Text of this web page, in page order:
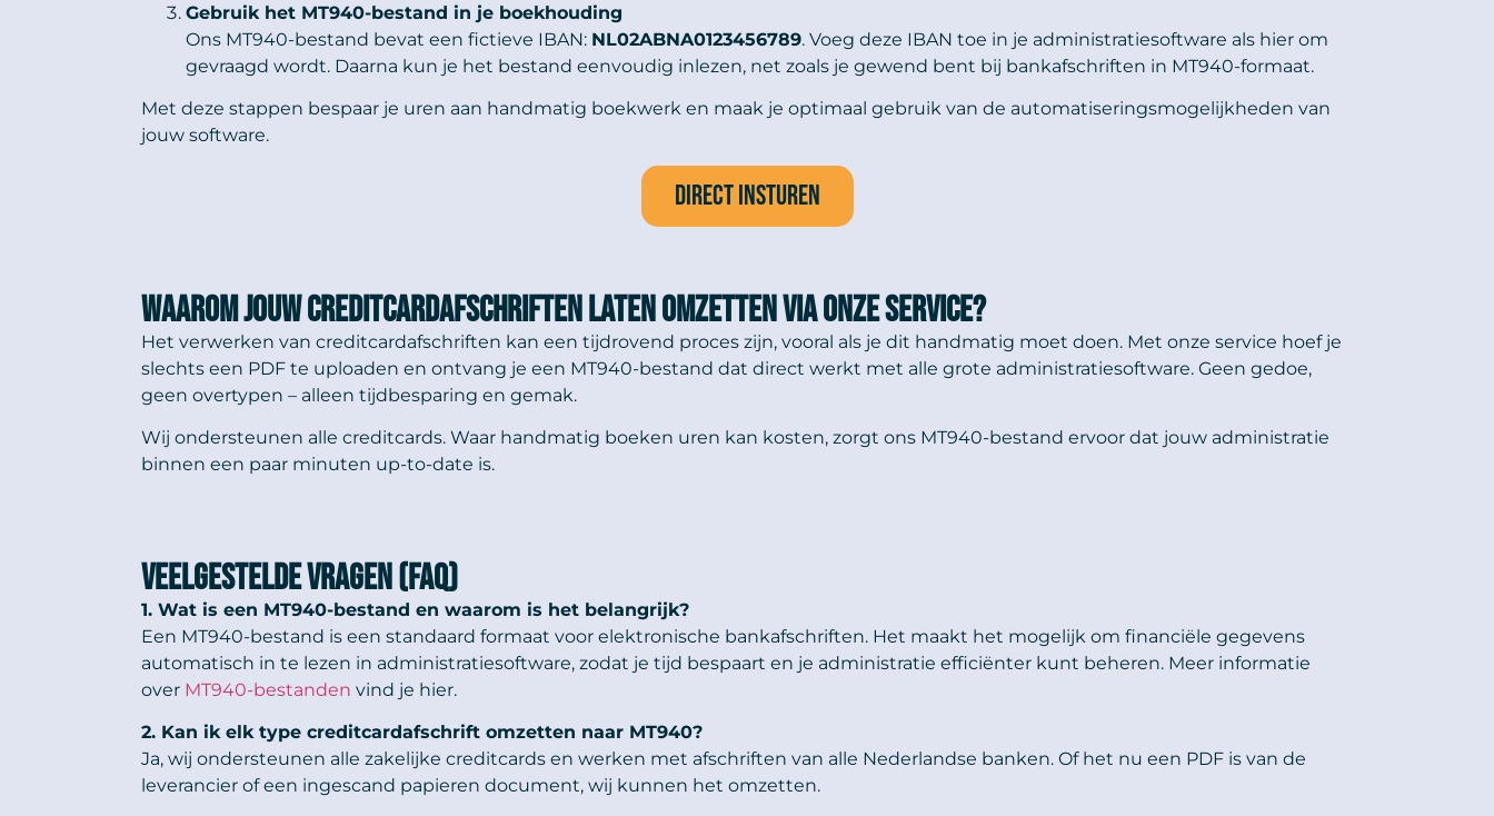
Gebruik het MT940-bestand in je boekhouding
Ons MT940-bestand bevat een fictieve IBAN: NL02ABNA0123456789. Voeg deze IBAN toe in je administratiesoftware als hier om
gevraagd wordt. Daarna kun je het bestand eenvoudig inlezen, net zoals je gewend bent bij bankafschriften in MT940-formaat.
Met deze stappen bespaar je uren aan handmatig boekwerk en maak je optimaal gebruik van de automatiseringsmogelijkheden van
jouw software.
Direct insturen
Waarom jouw creditcardafschriften laten omzetten via onze service?
Het verwerken van creditcardafschriften kan een tijdrovend proces zijn, vooral als je dit handmatig moet doen. Met onze service hoef je
slechts een PDF te uploaden en ontvang je een MT940-bestand dat direct werkt met alle grote administratiesoftware. Geen gedoe,
geen overtypen – alleen tijdbesparing en gemak.
Wij ondersteunen alle creditcards. Waar handmatig boeken uren kan kosten, zorgt ons MT940-bestand ervoor dat jouw administratie
binnen een paar minuten up-to-date is.
Veelgestelde vragen (FAQ)
1. Wat is een MT940-bestand en waarom is het belangrijk?
Een MT940-bestand is een standaard formaat voor elektronische bankafschriften. Het maakt het mogelijk om financiële gegevens
automatisch in te lezen in administratiesoftware, zodat je tijd bespaart en je administratie efficiënter kunt beheren. Meer informatie
over MT940-bestanden vind je hier.
2. Kan ik elk type creditcardafschrift omzetten naar MT940?
Ja, wij ondersteunen alle zakelijke creditcards en werken met afschriften van alle Nederlandse banken. Of het nu een PDF is van de
leverancier of een ingescand papieren document, wij kunnen het omzetten.